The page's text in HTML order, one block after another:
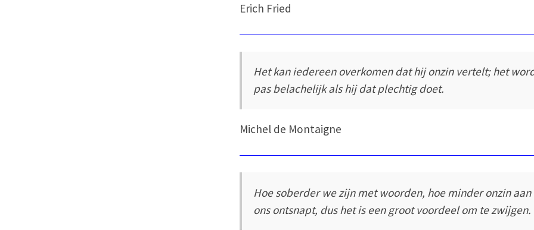
Erich Fried
Het kan iedereen overkomen dat hij onzin vertelt; het
pas belachelijk als hij dat plechtig doet.
Michel de Montaigne
Hoe soberder we zijn met woorden, hoe minder onzin aan
ons ontsnapt, dus het is een groot voordeel om te zwijgen.